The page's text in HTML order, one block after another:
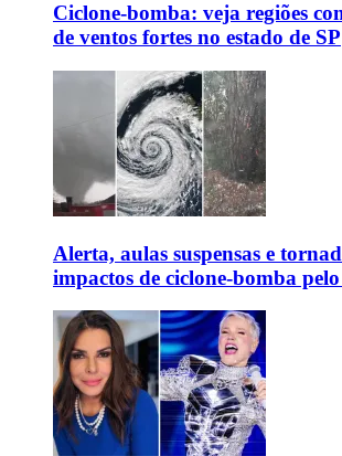
Ciclone-bomba: veja regiões
de ventos fortes no estado de SP
Alerta, aulas suspensas e
impactos de ciclone-bomba